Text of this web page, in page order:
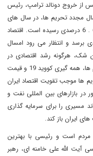
ناخالص داخلی در سال 2017، پس از خروج دونالد ترامپ، رئیس
از برجام در ماه مه 2018 و اعمال مجدد تحریم ها، در سال های
2018 و 2019 به انقباض اقتصادی مستقیم 6.6 . 6 درصدی رسیده است. اقتصاد
202 توانست به رشد 1.5درصدی برسد و انتظار می رود امسال
بدن شک، هرگونه رشد اقتصادی در
شرایط کنونی گواه مقاومت ایران به رغم تحریم ها، همه گیری کووید 19 و قیمت
ها موجب تقویت اقتصاد ایران
بازارهای بین المللی نفت و
مسیری را برای سرمایه گذاری
ایران باز کند.
است و رئیسی با بهترین
آیت الله علی خامنه ای، رهبر